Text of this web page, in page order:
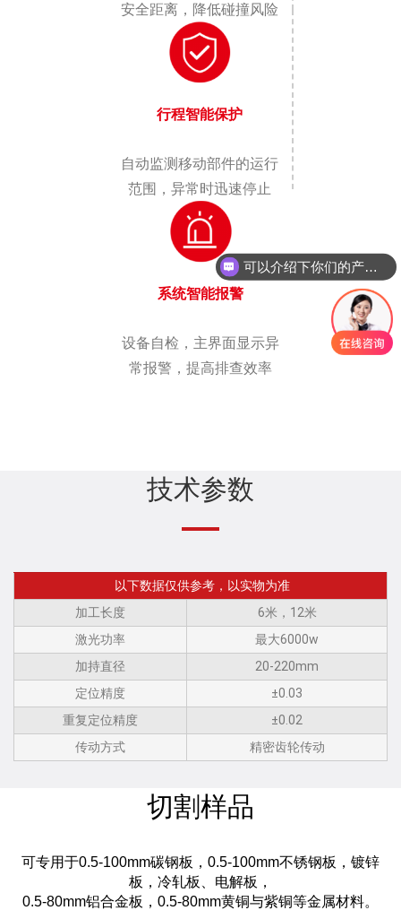
安全距离，降低碰撞风险
行程智能保护
自动监测移动部件的运行
范围，异常时迅速停止
系统智能报警
设备自检，主界面显示异
常报警，提高排查效率
技术参数
以下数据仅供参考，以实物为准
加工长度
6米，12米
激光功率
最大6000w
加持直径
20-220mm
定位精度
±0.03
重复定位精度
±0.02
传动方式
精密齿轮传动
切割样品
可专用于0.5-100mm碳钢板，0.5-100mm不锈钢板，镀锌
板，冷轧板、电解板，
0.5-80mm铝合金板，0.5-80mm黄铜与紫铜等金属材料。
你们是怎么收费的呢